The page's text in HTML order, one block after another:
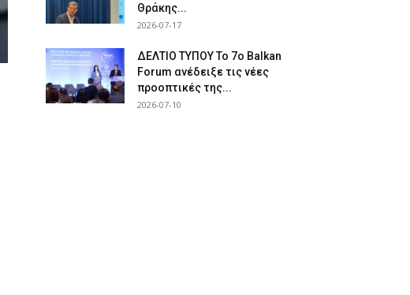
Θράκης...
2026-07-17
ΔΕΛΤΙΟ ΤΥΠΟΥ Το 7ο Balkan
Forum ανέδειξε τις νέες
προοπτικές της...
2026-07-10